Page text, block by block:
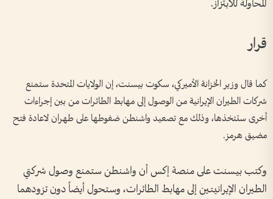
المحاولة للابتزاز.
قرار
كما قال وزير الخزانة الأميركي، سكوت بيسنت، إن الولايات المتحدة ستمنع
شركات الطيران الإيرانية من الوصول إلى مهابط الطائرات من بين إجراءات
أخرى ستتخذها، وذلك مع تصعيد واشنطن ضغوطها على طهران لاعادة فتح
مضيق هرمز.
وكتب بيسنت على منصة إكس أن واشنطن ستمنع وصول شركتي
الطيران الإيرانيتين إلى مهابط الطائرات، وستحول أيضاً دون تزودهما